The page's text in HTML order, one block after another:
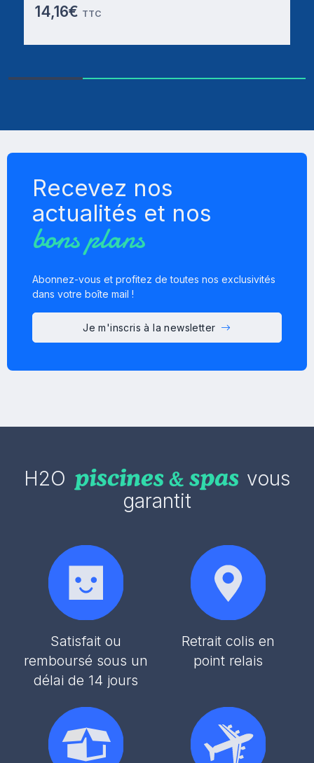
14,16€ TTC
Recevez nos
actualités et nos
bons plans
Abonnez-vous et profitez de toutes nos exclusivités
dans votre boîte mail !
Je m'inscris à la newsletter
H2O
vous
garantit
Satisfait ou
remboursé sous un
délai de 14 jours
Retrait colis en
point relais